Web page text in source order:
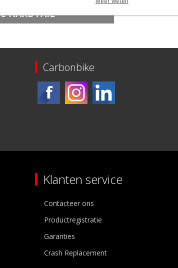
HARDTAIL
Carbonbike
Klanten service
Contacteer ons
Productregistratie
Garanties
Crash Replacement